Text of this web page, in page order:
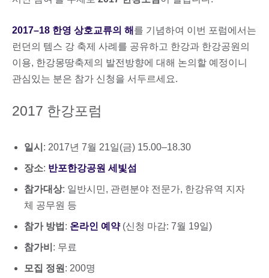
2017–18 한영 상호교류의 해 를 기념하여 이번 포럼에서는
런던의 템스 강 축제 사례를 공유하고 한강과 한강공원의
이용, 한강몽땅축제의 발전방향에 대해 논의할 예정이니
관심있는 분은 참가 신청을 서두르세요.
2017 한강포럼
일시 : 2017년 7월 21일(금) 15.00–18.30
장소: 반포한강공원 세빛섬
참가대상: 일반시민, 관련분야 전문가, 한강유역 지자
체 공무원 등
참가 방법 : 온라인 예약(신청 마감: 7월 19일)
참가비 : 무료
모집 정원 : 200명